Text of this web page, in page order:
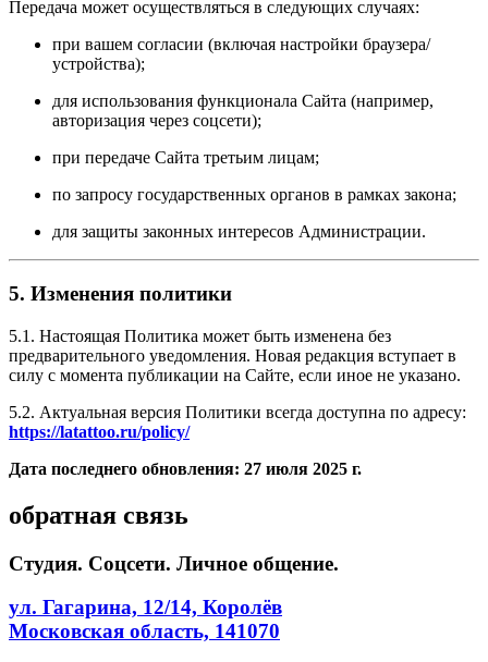
Передача может осуществляться в следующих случаях:
при вашем согласии (включая настройки браузера/
устройства);
для использования функционала Сайта (например,
авторизация через соцсети);
при передаче Сайта третьим лицам;
по запросу государственных органов в рамках закона;
для защиты законных интересов Администрации.
5. Изменения политики
5.1. Настоящая Политика может быть изменена без
предварительного уведомления. Новая редакция вступает в
силу с момента публикации на Сайте, если иное не указано.
5.2. Актуальная версия Политики всегда доступна по адресу:
https://latattoo.ru/policy/
Дата последнего обновления: 27 июля 2025 г.
обратная связь
Студия. Соцсети. Личное общение.
ул. Гагарина, 12/14, Королёв
Московская область, 141070